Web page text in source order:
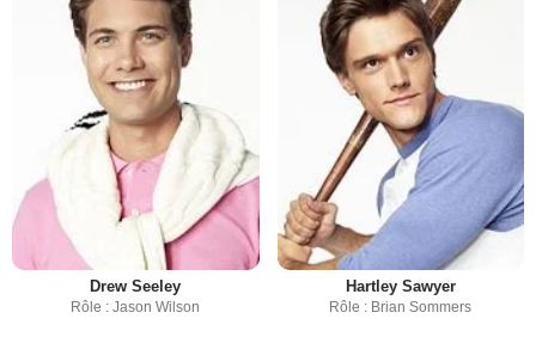
Drew Seeley
Rôle : Jason Wilson
Hartley Sawyer
Rôle : Brian Sommers